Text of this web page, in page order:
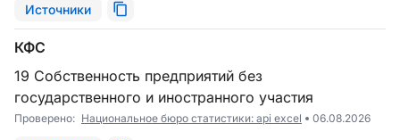
Источники
КФС
19 Собственность предприятий без
государственного и иностранного участия
Проверено: Национальное бюро статистики: api excel 06.08.2026